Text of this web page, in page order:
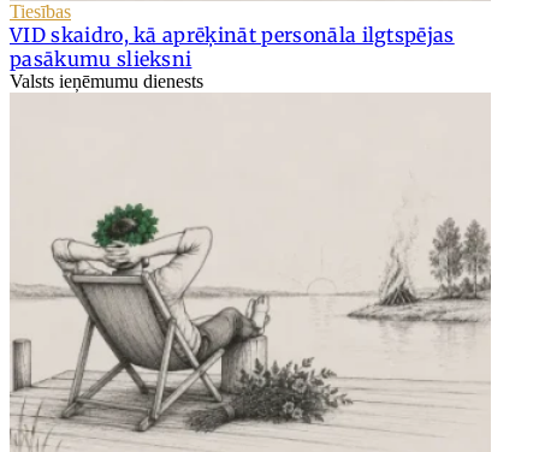
Tiesības
VID skaidro, kā aprēķināt personāla ilgtspējas
pasākumu slieksni
Valsts ieņēmumu dienests